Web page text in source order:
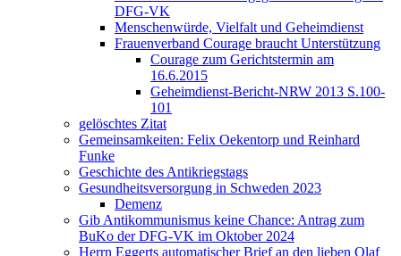
DFG-VK
Menschenwürde, Vielfalt und Geheimdienst
Frauenverband Courage braucht Unterstützung
Courage zum Gerichtstermin am
16.6.2015
Geheimdienst-Bericht-NRW 2013 S.100-
101
gelöschtes Zitat
Gemeinsamkeiten: Felix Oekentorp und Reinhard
Funke
Geschichte des Antikriegstags
Gesundheitsversorgung in Schweden 2023
Demenz
Gib Antikommunismus keine Chance: Antrag zum
BuKo der DFG-VK im Oktober 2024
Herrn Eggerts automatischer Brief an den lieben Olaf